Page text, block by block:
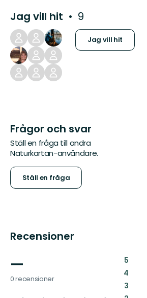
Jag vill hit 9
Jag vill hit
Frågor och svar
Ställ en fråga till andra
Naturkartan-användare.
Ställ en fråga
Recensioner
—
0 recensioner
5:
4:
3: